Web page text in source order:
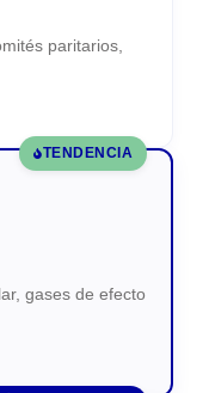
paritarios,
TENDENCIA
gases de efecto